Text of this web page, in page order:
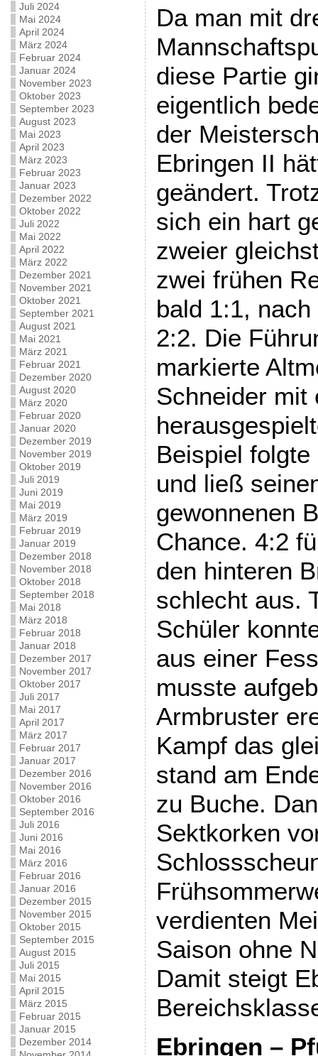
Juli 2024
Mai 2024
April 2024
März 2024
Februar 2024
Januar 2024
November 2023
Oktober 2023
September 2023
August 2023
Mai 2023
April 2023
März 2023
Februar 2023
Januar 2023
Dezember 2022
Oktober 2022
Juli 2022
Mai 2022
April 2022
März 2022
Dezember 2021
November 2021
Oktober 2021
September 2021
August 2021
Mai 2021
März 2021
Februar 2021
Dezember 2020
August 2020
März 2020
Februar 2020
Januar 2020
Dezember 2019
November 2019
Oktober 2019
Juli 2019
Juni 2019
Mai 2019
März 2019
Februar 2019
Januar 2019
Dezember 2018
November 2018
Oktober 2018
September 2018
Mai 2018
März 2018
Februar 2018
Januar 2018
Dezember 2017
November 2017
Oktober 2017
Juli 2017
Mai 2017
April 2017
März 2017
Februar 2017
Januar 2017
Dezember 2016
November 2016
Oktober 2016
September 2016
Juli 2016
Juni 2016
Mai 2016
März 2016
Februar 2016
Januar 2016
Dezember 2015
November 2015
Oktober 2015
September 2015
August 2015
Juli 2015
Mai 2015
April 2015
März 2015
Februar 2015
Januar 2015
Dezember 2014
Da man mit
diese Partie
eigentlich
der
Ebringen II
geändert.
sich ein hart
zweier
zwei frühen
bald 1:1,
2:2. Die
markierte
Schneider mit
Beispiel
und ließ
gewonnenen
Chance. 4:2
den hinteren
schlecht aus.
Schüler
aus einer
musste
Armbruster
Kampf das
stand am
zu Buche.
Sektkorken
verdienten
Saison ohne
Damit steigt
Ebringen –